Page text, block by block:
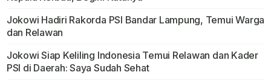
Jokowi Hadiri Rakorda PSI Bandar Lampung, Temui Warga
dan Relawan
Jokowi Siap Keliling Indonesia Temui Relawan dan Kader
PSI di Daerah: Saya Sudah Sehat